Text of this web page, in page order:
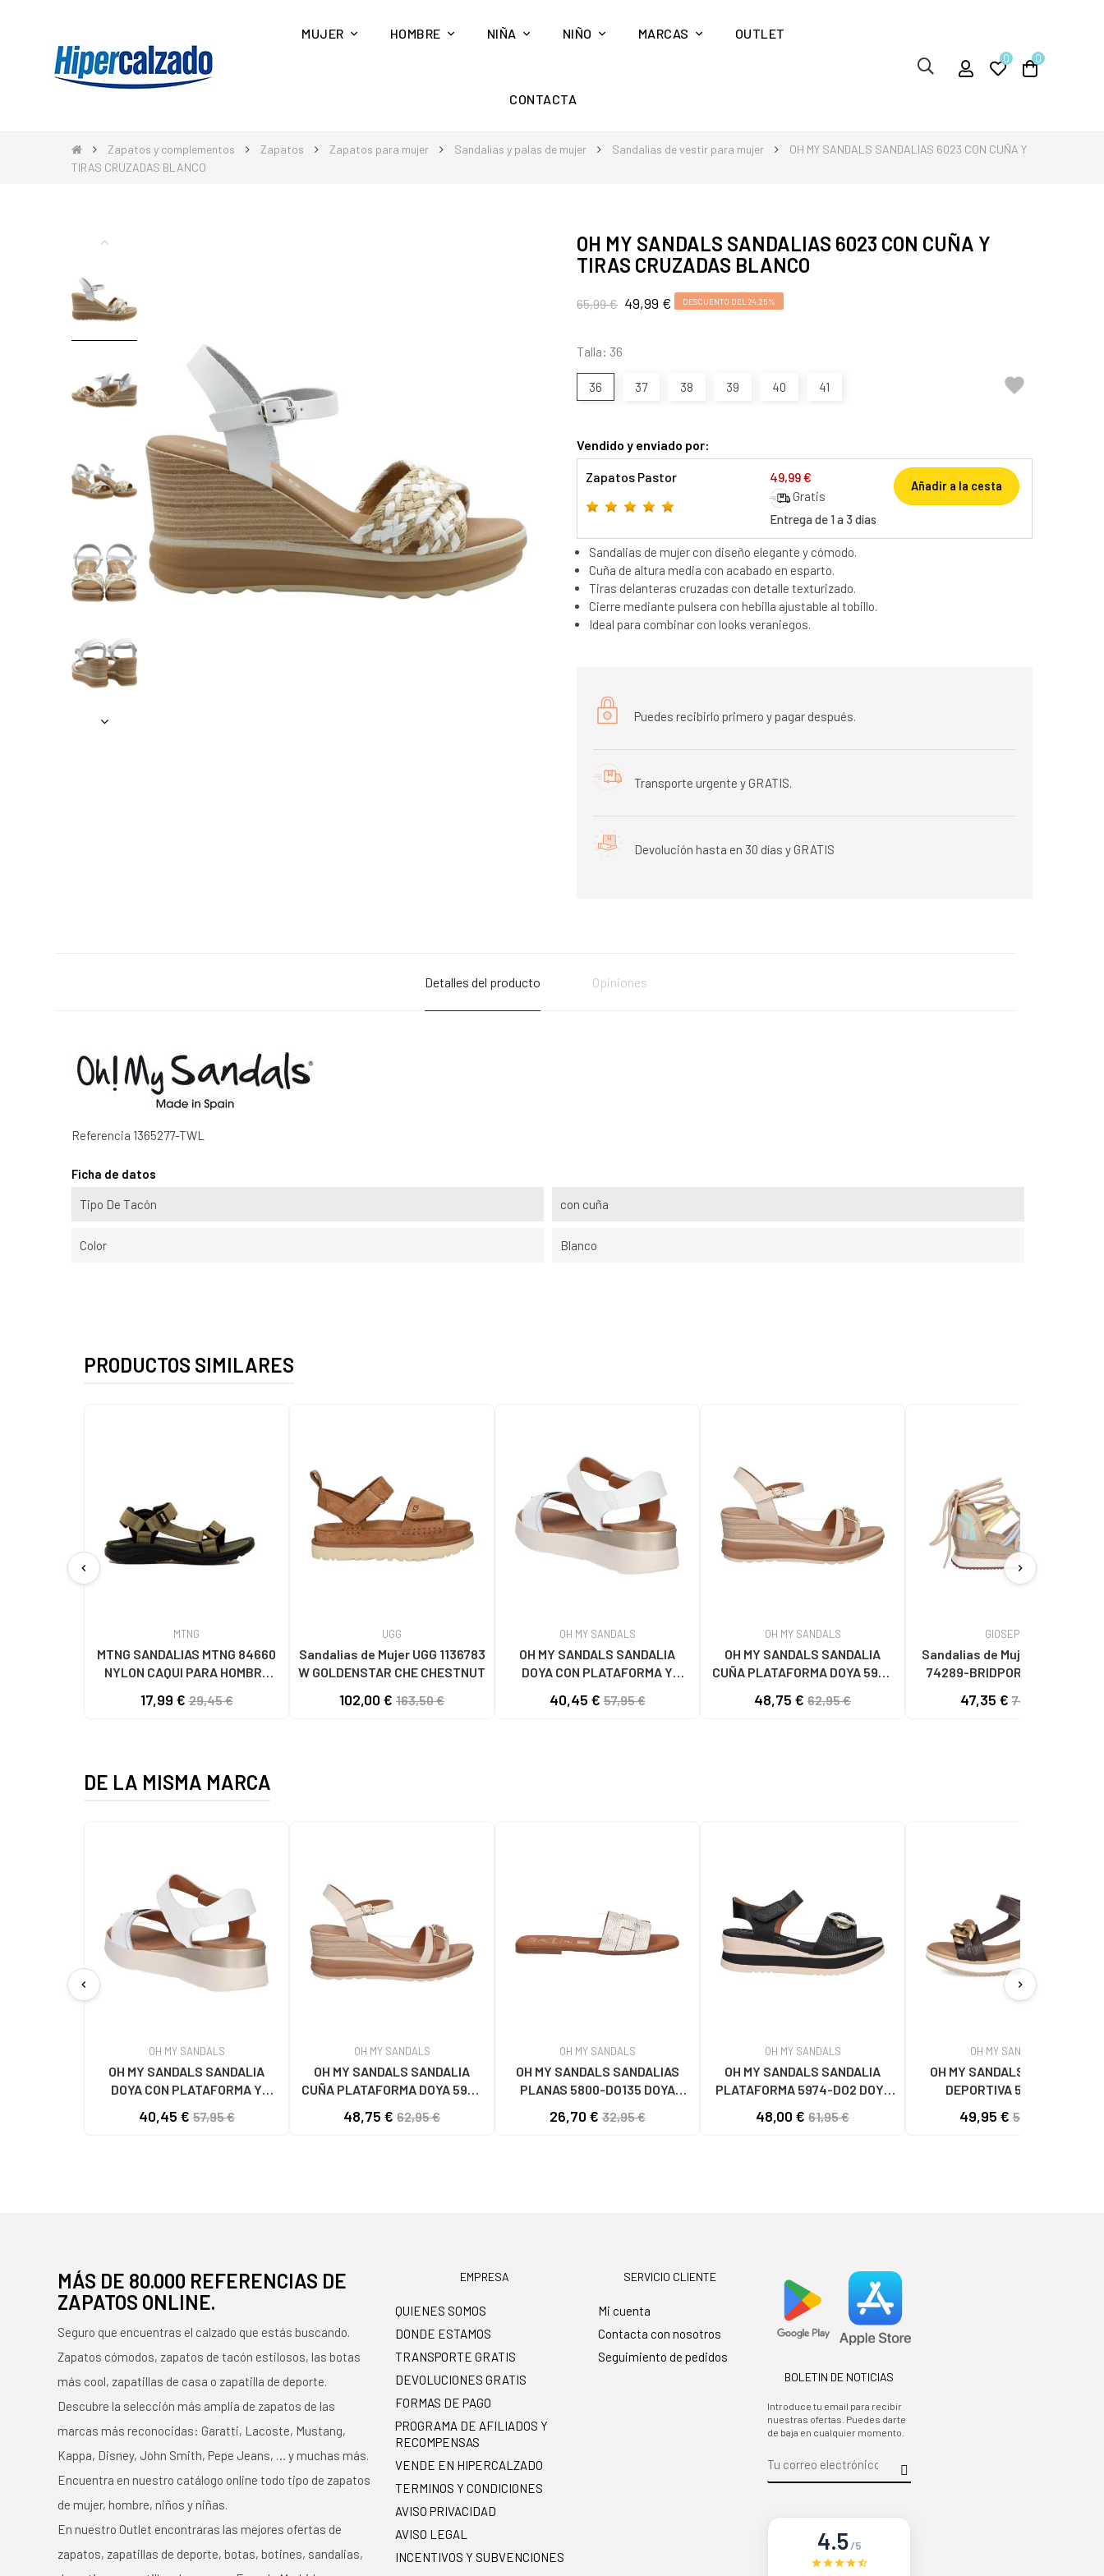
MUJER HOMBRE NIÑA NIÑO MARCAS OUTLET
CONTACTA
0 0
Zapatos y complementos Zapatos Zapatos para mujer Sandalias y palas de mujer Sandalias de vestir para mujer
OH MY SANDALS SANDALIAS 6023 CON CUÑA Y
TIRAS CRUZADAS BLANCO
OH MY SANDALS SANDALIAS 6023 CON CUÑA Y
TIRAS CRUZADAS BLANCO
65,99 € 49,99 € DESCUENTO DEL 24,25%
Talla: 36
36 37 38 39 40 41 
Vendido y enviado por:
Zapatos Pastor 49,99 €
Gratis
Entrega de 1 a 3 días
Añadir a la cesta
Sandalias de mujer con diseño elegante y cómodo.
Cuña de altura media con acabado en esparto.
Tiras delanteras cruzadas con detalle texturizado.
Cierre mediante pulsera con hebilla ajustable al tobillo.
Ideal para combinar con looks veraniegos.
Puedes recibirlo primero y pagar después.
Transporte urgente y GRATIS.
Devolución hasta en 30 días y GRATIS
Detalles del producto Opiniones
Referencia 1365277-TWL
Ficha de datos
Tipo De Tacón con cuña
Color Blanco
PRODUCTOS SIMILARES
chevron_left
MTNG
MTNG SANDALIAS MTNG 84660
NYLON CAQUI PARA HOMBRE
17,99 €29,45 €
UGG
Sandalias de Mujer UGG 1136783
W GOLDENSTAR CHE CHESTNUT
102,00 € 163,50 €
OH MY SANDALS
OH MY SANDALS SANDALIA
DOYA CON PLATAFORMA Y
BLANCO
40,45 €57,95 €
OH MY SANDALS
OH MY SANDALS SANDALIA
CUÑA PLATAFORMA DOYA 5993
48,75 € 62,95 €
GIOSEPPO
Sandalias de Mujer GIOSEPPO
74289-BRIDPORT BEIG BEIG
47,35 € 74,95 €
chevron_right
DE LA MISMA MARCA
chevron_left
OH MY SANDALS
OH MY SANDALS SANDALIA
DOYA CON PLATAFORMA Y
BLANCO
40,45 €57,95 €
OH MY SANDALS
OH MY SANDALS SANDALIA
CUÑA PLATAFORMA DOYA 5993
48,75 € 62,95 €
OH MY SANDALS
OH MY SANDALS SANDALIAS
PLANAS 5800-DO135 DOYA
26,70 €32,95 €
OH MY SANDALS
OH MY SANDALS SANDALIA
PLATAFORMA 5974-DO2 DOYA
48,00 € 61,95 €
OH MY SANDALS
OH MY SANDALS SANDALIA
DEPORTIVA 5663 CON
49,95 €59,40 €
chevron_right
MÁS DE 80.000 REFERENCIAS DE
ZAPATOS ONLINE.
Seguro que encuentras el calzado que estás buscando.
Zapatos cómodos, zapatos de tacón estilosos, las botas
más cool, zapatillas de casa o zapatilla de deporte.
Descubre la selección más amplia de zapatos de las
marcas más reconocidas: Garatti, Lacoste, Mustang,
Kappa, Disney, John Smith, Pepe Jeans, … y muchas más.
Encuentra en nuestro catálogo online todo tipo de zapatos
de mujer, hombre, niños y niñas.
En nuestro Outlet encontraras las mejores ofertas de
zapatos, zapatillas de deporte, botas, botines, sandalias,
EMPRESA
QUIENES SOMOS
DONDE ESTAMOS
TRANSPORTE GRATIS
DEVOLUCIONES GRATIS
FORMAS DE PAGO
PROGRAMA DE AFILIADOS Y
RECOMPENSAS
VENDE EN HIPERCALZADO
TERMINOS Y CONDICIONES
AVISO PRIVACIDAD
AVISO LEGAL
INCENTIVOS Y SUBVENCIONES
SERVICIO CLIENTE
Mi cuenta
Contacta con nosotros
Seguimiento de pedidos
BOLETIN DE NOTICIAS
Introduce tu email para recibir
nuestras ofertas. Puedes darte
de baja en cualquier momento.
4.5/5